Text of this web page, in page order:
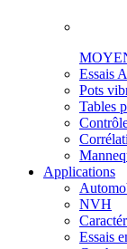
Essais
Pots
Tables
Applications
NVH
Essais